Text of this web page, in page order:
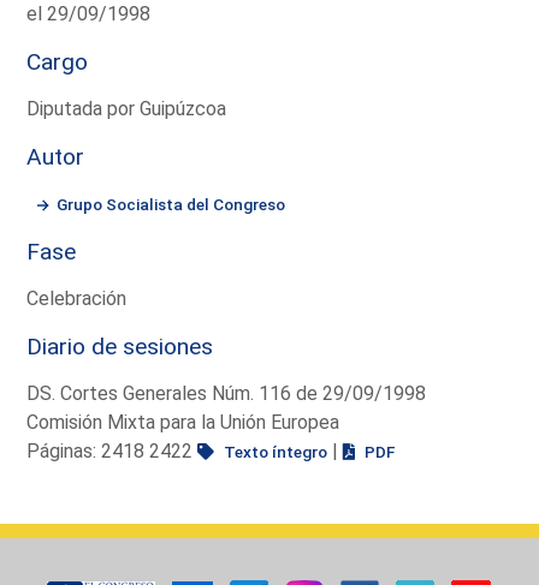
el 29/09/1998
Cargo
Diputada por Guipúzcoa
Autor
Grupo Socialista del Congreso
Fase
Celebración
Diario de sesiones
DS. Cortes Generales Núm. 116 de 29/09/1998
Comisión Mixta para la Unión Europea
Páginas: 2418 2422
Texto íntegro | PDF